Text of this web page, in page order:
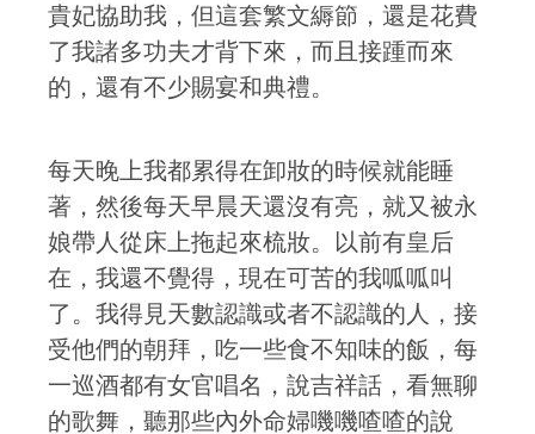
貴妃協助我，但這套繁文縟節，還是花費
了我諸多功夫才背下來，而且接踵而來
的，還有不少賜宴和典禮。
每天晚上我都累得在卸妝的時候就能睡
著，然後每天早晨天還沒有亮，就又被永
娘帶人從床上拖起來梳妝。以前有皇后
在，我還不覺得，現在可苦的我呱呱叫
了。我得見天數認識或者不認識的人，接
受他們的朝拜，吃一些食不知味的飯，每
一巡酒都有女官唱名，說吉祥話，看無聊
的歌舞，聽那些內外命婦嘰嘰喳喳的說